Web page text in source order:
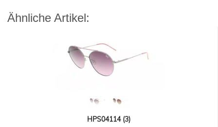
Ähnliche Artikel:
HPS04114 (3)